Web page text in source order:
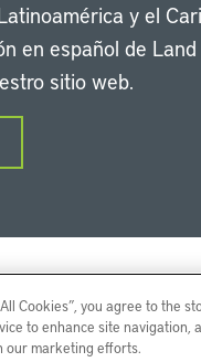
y el
en español de
sitio web.
Cookies”, you agree to the
to enhance site navigation,
our marketing efforts.